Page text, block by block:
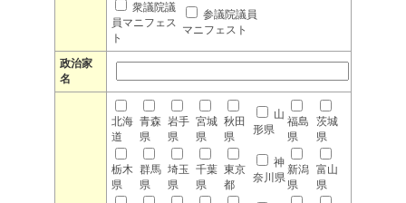
衆議院議
員マニフェス
ト
参議院議員
マニフェスト
政治家
名
北海
道
青森
県
岩手
県
宮城
県
秋田
県
山
形県
福島
県
茨城
県
栃木
県
群馬
県
埼玉
県
千葉
県
東京
都
神
奈川県
新潟
県
富山
県